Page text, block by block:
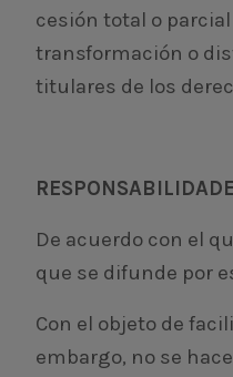
cesión total o
transformación o
titulares de los
De acuerdo con el
que se difunde por
Con el objeto de
embargo, no se